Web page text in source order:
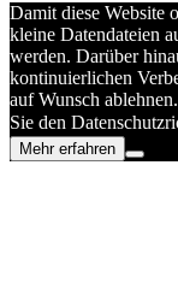
Damit diese Website
kleine Datendateien
werden. Darüber
kontinuierlichen
auf Wunsch
Sie den
Mehr erfahren